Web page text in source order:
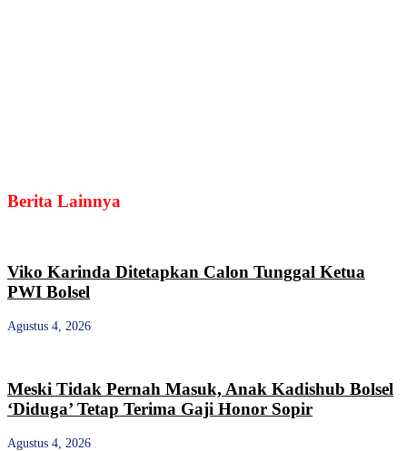
Berita Lainnya
Viko Karinda Ditetapkan Calon Tunggal Ketua
PWI Bolsel
Agustus 4, 2026
Meski Tidak Pernah Masuk, Anak Kadishub Bolsel
‘Diduga’ Tetap Terima Gaji Honor Sopir
Agustus 4, 2026